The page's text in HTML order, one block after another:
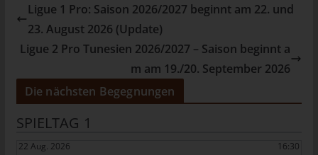
Ligue 1 Pro: Saison 2026/2027 beginnt am 22. und
23. August 2026 (Update)
Ligue 2 Pro Tunesien 2026/2027 – Saison beginnt a
m am 19./20. September 2026
Die nächsten Begegnungen
SPIELTAG 1
22 Aug. 2026 16:30
einen Dritten handelt oder nicht. Behörden, die im Rahmen
eines bestimmten Untersuchungsauftrags nach dem
Unionsrecht oder dem Recht der Mitgliedstaaten
jedoch nicht als Empfänger.
j) Dritter
Dritter ist eine natürliche oder juristische Person, Behörde,